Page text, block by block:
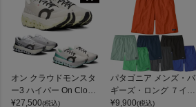
オン クラウドモンスタ
ー3 ハイパー On Cloud
monster 3 Hyper
¥27,500(税込)
パタゴニア メンズ・バ
ギーズ・ロング ７イン
チ Patagonia Men's Ba
¥9,900(税込)